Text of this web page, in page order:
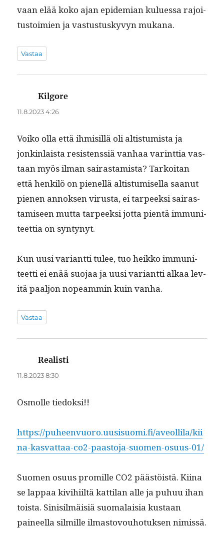
vaan elää koko ajan epi­demi­an kulues­sa rajoi­
tus­toimien ja vas­tus­tuskyvyn mukana.
Vastaa
Kilgore
11.8.2023 4:26
Voiko olla että ihmisil­lä oli altistu­mista ja
jonkin­laista resistenssiä van­haa var­int­tia vas­
taan myös ilman sairas­tamista? Tarkoi­tan
että henkilö on pienel­lä altistu­misel­la saanut
pienen annok­sen virus­ta, ei tarpeek­si sairas­
tamiseen mut­ta tarpeek­si jot­ta pien­tä immu­ni­
teet­tia on syntynyt.
Kun uusi vari­ant­ti tulee, tuo heikko immu­ni­
teet­ti ei enää suo­jaa ja uusi vari­ant­ti alkaa lev­
itä paaljon nopeam­min kuin vanha.
Vastaa
Realisti
11.8.2023 8:30
Osmolle tiedok­si!!
https://puheenvuoro.uusisuomi.fi/aveollila/kii
na-kasvattaa-co2-paastoja-suomen-osuus-01/
Suomen osu­us promille CO2 päästöistä. Kiina
se lap­paa kivi­hi­iltä kat­ti­lan alle ja puhuu ihan
toista. Sin­isilmäisiä suo­ma­laisia kus­taan
paineel­la silmille ilmas­tovouho­tuk­sen nimissä.